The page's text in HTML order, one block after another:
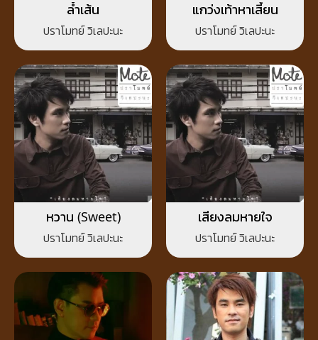
ล้ำเส้น
ปราโมทย์ วิเลปะนะ
แกว่งเท้าหาเสี้ยน
ปราโมทย์ วิเลปะนะ
หวาน (Sweet)
ปราโมทย์ วิเลปะนะ
เสียงลมหายใจ
ปราโมทย์ วิเลปะนะ